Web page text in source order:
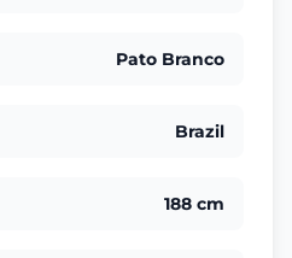
Pato Branco
Brazil
188 cm